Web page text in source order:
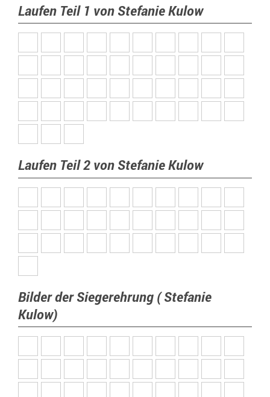
Laufen Teil 1 von Stefanie Kulow
Laufen Teil 2 von Stefanie Kulow
Bilder der Siegerehrung ( Stefanie
Kulow)